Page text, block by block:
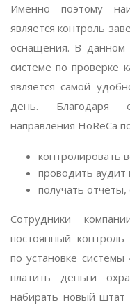
Именно поэтому
является контроль
оснащения. В данном
системе по проверке
является самой
день. Благодаря
направления HoReCa
контролировать
проводить аудит
получать отчеты,
Сотрудники
постоянный контроль
по установке
платить деньги
набирать новый штат